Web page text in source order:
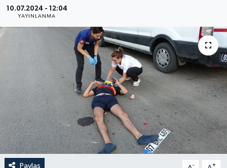
10.07.2024 - 12:04
YAYINLANMA
Paylaş - +
Haber Kuşakları
Haberler
KANALV Spor
Kültür Sanat
Magazin